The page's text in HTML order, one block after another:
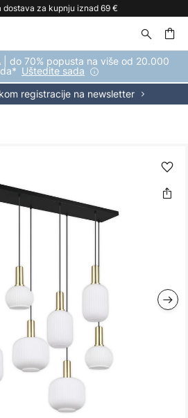
dostava za kupnju iznad 69 €
| do 70% popusta na više od 20.000
Uštedite sada
registracije na newsletter